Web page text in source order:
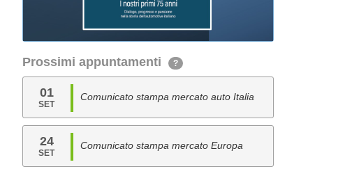
Prossimi appuntamenti ?
01
SET
Comunicato stampa mercato auto Italia
24
SET
Comunicato stampa mercato Europa